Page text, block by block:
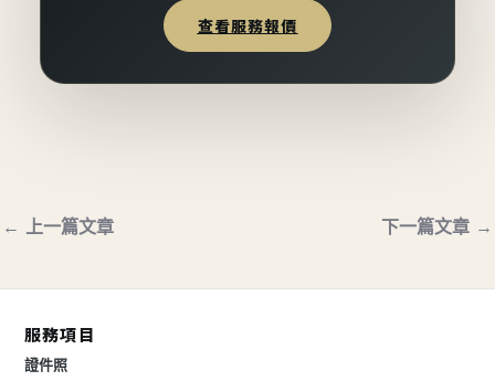
查看服務報價
← 上一篇文章 下一篇文章 →
服務項目
證件照